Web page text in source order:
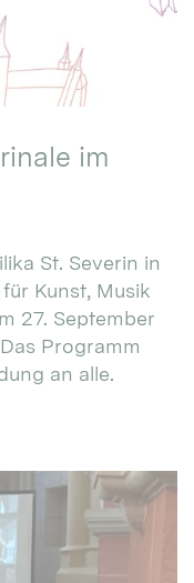
im
St. Severin in
Kunst, Musik
27. September
Programm
an alle.